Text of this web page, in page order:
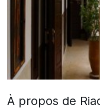
À propos de